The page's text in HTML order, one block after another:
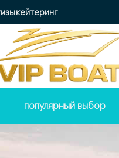
кейтеринг
популярный выбор